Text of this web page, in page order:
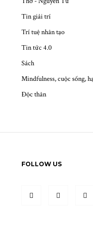
Tin giải trí
Trí tuệ nhân tạo
Tin tức 4.0
Sách
Mindfulness, cuộc sống,
Độc thân
FOLLOW US